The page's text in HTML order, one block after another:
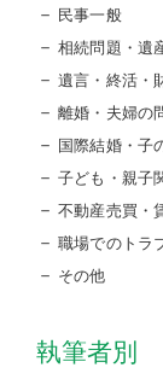
民事一般
相続問題・遺
遺言・終活・
離婚・夫婦の
国際結婚・子
子ども・親子
不動産売買・
職場でのトラ
その他
執筆者別